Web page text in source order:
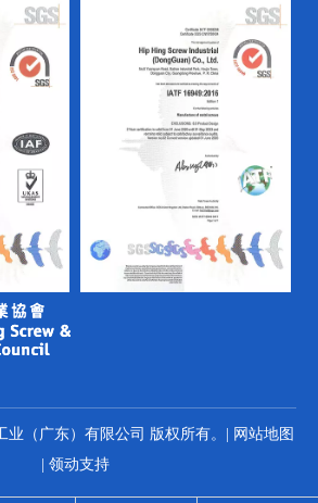
业（广东）有限公司 版权所有。|
网站地图
领动支持